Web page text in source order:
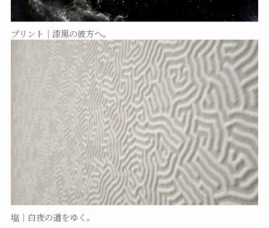
プリント｜漆黒の彼方へ。
塩｜白夜の道をゆく。